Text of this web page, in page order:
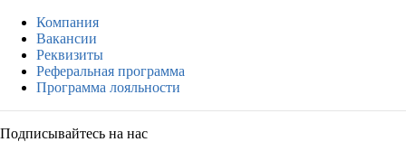
Компания
Вакансии
Реквизиты
Реферальная программа
Программа лояльности
Подписывайтесь на нас